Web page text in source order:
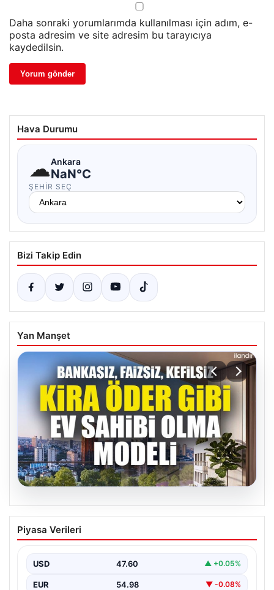
Daha sonraki yorumlarımda kullanılması için adım, e-
posta adresim ve site adresim bu tarayıcıya
kaydedilsin.
Hava Durumu
☁Ankara
NaN°C
ŞEHIR SEÇ
Bizi Takip Edin
Yan Manşet
DAP Yapı’dan bir ilk! Emlak Konut
güvencesi Dap vizyonuyla kendi
Piyasa Verileri
USD 47.60 ▲ +0.05%
EUR 54.98 ▼ -0.08%